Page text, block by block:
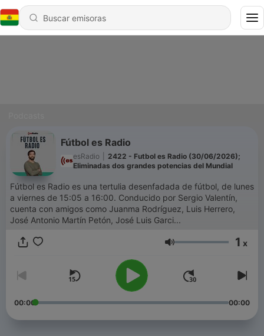
Fútbol es Radio
esRadio
2422 - Futbol es Radio (30/06/2026);
Eliminadas dos grandes potencias del Mundial
Fútbol es Radio es una tertulia desenfadada de fútbol, de lunes
a viernes de 15:05 a 16:00. Conducido por Sergio Valentín,
cuenta con amigos como Juanma Rodríguez, Luis Herrero,
José Antonio Martín Petón, José Luis Garci...
Volumen 1 x
00:00 00:00